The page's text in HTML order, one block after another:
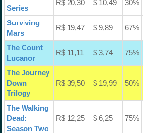
Series
R$ 20,30 $ 10,49 30%
Surviving
Mars
R$ 19,47 $ 9,89 67%
The Count
Lucanor
R$ 11,11 $ 3,74 75%
The Journey
Down
Trilogy
R$ 39,50 $ 19,99 50%
The Walking
Dead:
Season Two
R$ 12,25 $ 6,25 75%